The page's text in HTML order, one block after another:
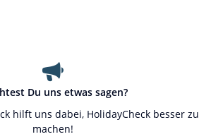
Du uns etwas sagen?
hilft uns dabei, HolidayCheck besser zu
machen!